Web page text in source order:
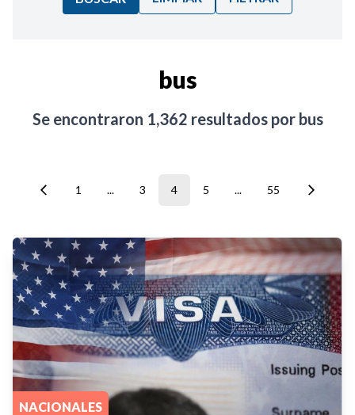
bus
Se encontraron 1,362 resultados por bus
1 ... 3 4 5 ... 55
NACIONALES